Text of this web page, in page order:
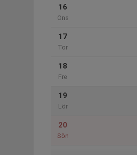
16
Ons
17
Tor
18
Fre
19
Lör
20
Sön